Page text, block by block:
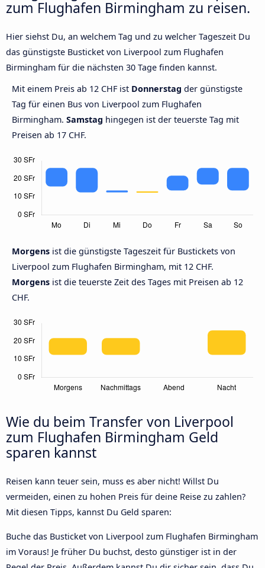
zum Flughafen Birmingham zu reisen.
Hier siehst Du, an welchem Tag und zu welcher Tageszeit Du
das günstigste Busticket von Liverpool zum Flughafen
Birmingham für die nächsten 30 Tage finden kannst.
Mit einem Preis ab 12 CHF ist Donnerstag der günstigste
Tag für einen Bus von Liverpool zum Flughafen
Birmingham. Samstag hingegen ist der teuerste Tag mit
Preisen ab 17 CHF.
Morgens ist die günstigste Tageszeit für Bustickets von
Liverpool zum Flughafen Birmingham, mit 12 CHF.
Morgens ist die teuerste Zeit des Tages mit Preisen ab 12
CHF.
Wie du beim Transfer von Liverpool
zum Flughafen Birmingham Geld
sparen kannst
Reisen kann teuer sein, muss es aber nicht! Willst Du
vermeiden, einen zu hohen Preis für deine Reise zu zahlen?
Mit diesen Tipps, kannst Du Geld sparen:
Buche das Busticket von Liverpool zum Flughafen Birmingham
im Voraus! Je früher Du buchst, desto günstiger ist in der